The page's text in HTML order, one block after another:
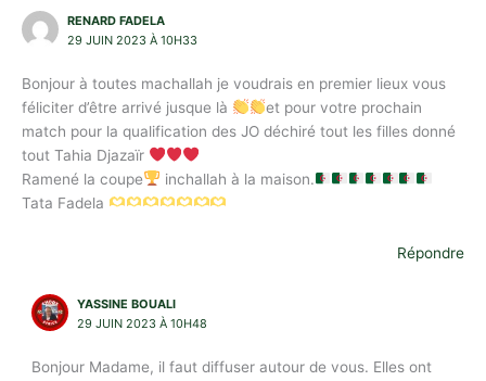
RENARD FADELA
29 JUIN 2023 À 10H33
Bonjour à toutes machallah je voudrais en premier lieux vous
féliciter d’être arrivé jusque là
et pour votre prochain
match pour la qualification des JO déchiré tout les filles donné
tout Tahia Djazaïr
Ramené la coupe
inchallah à la maison.
Tata Fadela
Répondre
YASSINE BOUALI
29 JUIN 2023 À 10H48
Bonjour Madame, il faut diffuser autour de vous. Elles ont